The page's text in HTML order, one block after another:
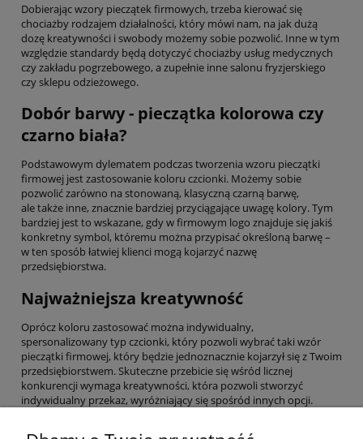
Dobierając wzory pieczątek firmowych, trzeba kierować się
chociażby rodzajem działalności, który mówi nam, na jak dużą
dozę kreatywności i swobody możemy sobie pozwolić. Inne w tym
względzie standardy będą dotyczyć chociażby usług medycznych
czy zakładu pogrzebowego, a zupełnie inne salonu fryzjerskiego
czy sklepu odzieżowego.
Dobór barwy - pieczątka kolorowa czy
czarno biała?
Podstawowym dylematem podczas tworzenia wzoru pieczątki
firmowej jest zastosowanie koloru czcionki. Możemy sobie
pozwolić zarówno na stonowaną, klasyczną czarną barwę,
ale także inne, znacznie bardziej przyciągające uwagę kolory. Tym
bardziej jest to wskazane, gdy w firmowym logo znajduje się jakiś
konkretny symbol, któremu można przypisać określoną barwę –
w ten sposób łatwiej klienci mogą kojarzyć nazwę
przedsiębiorstwa.
Najważniejsza kreatywność
Oprócz koloru zastosować można indywidualny,
spersonalizowany typ czcionki, który pozwoli wybrać taki wzór
pieczątki firmowej, który będzie jednoznacznie kojarzył się z Twoim
przedsiębiorstwem. Skuteczne przebicie się wśród licznej
konkurencji wymaga kreatywności, która pozwoli stworzyć
indywidualny przekaz, wyróżniający się spośród innych opcji.